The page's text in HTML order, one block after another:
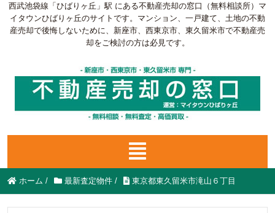
西武池袋線「ひばりヶ丘」駅 にある不動産売却の窓口（無料相談所）マ
イタウンひばりヶ丘のサイトです。マンション、一戸建て、土地の不動
産売却で後悔しないために、新座市、西東京市、東久留米市で不動産売
却をご検討の方は必見です。
ホーム / 最新査定物件 / 東京都東久留米市滝山６丁目